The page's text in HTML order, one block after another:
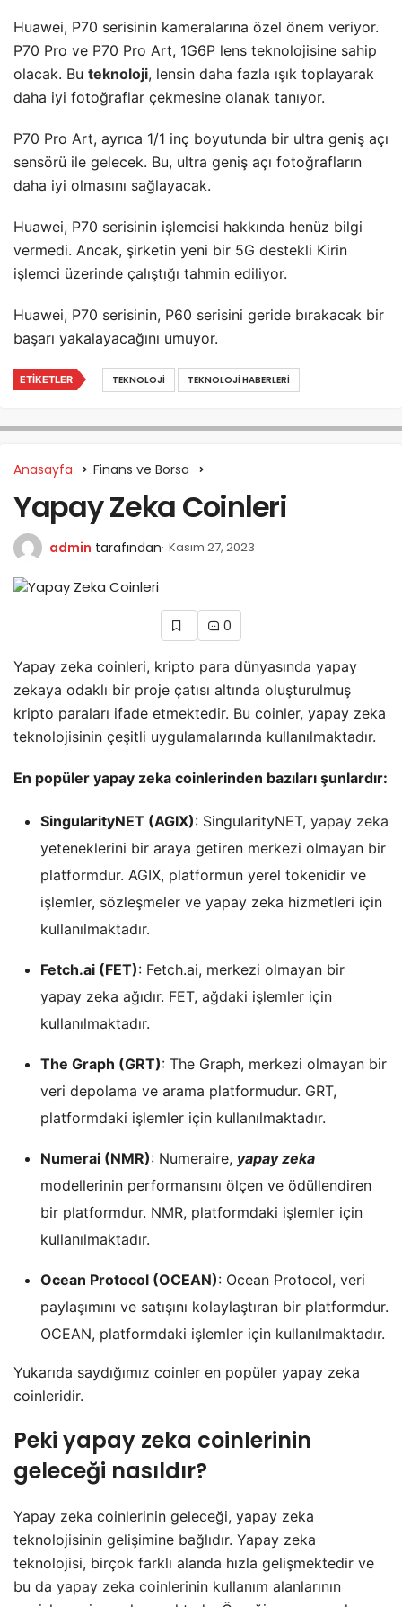
Huawei, P70 serisinin kameralarına özel önem veriyor.
P70 Pro ve P70 Pro Art, 1G6P lens teknolojisine sahip
olacak. Bu teknoloji, lensin daha fazla ışık toplayarak
daha iyi fotoğraflar çekmesine olanak tanıyor.
P70 Pro Art, ayrıca 1/1 inç boyutunda bir ultra geniş açı
sensörü ile gelecek. Bu, ultra geniş açı fotoğrafların
daha iyi olmasını sağlayacak.
Huawei, P70 serisinin işlemcisi hakkında henüz bilgi
vermedi. Ancak, şirketin yeni bir 5G destekli Kirin
işlemci üzerinde çalıştığı tahmin ediliyor.
Huawei, P70 serisinin, P60 serisini geride bırakacak bir
başarı yakalayacağını umuyor.
ETIKETLER TEKNOLOJI TEKNOLOJI HABERLERI
Anasayfa Finans ve Borsa
Yapay Zeka Coinleri
admin tarafından Kasım 27, 2023
0
Yapay zeka coinleri, kripto para dünyasında yapay
zekaya odaklı bir proje çatısı altında oluşturulmuş
kripto paraları ifade etmektedir. Bu coinler, yapay zeka
teknolojisinin çeşitli uygulamalarında kullanılmaktadır.
En popüler yapay zeka coinlerinden bazıları şunlardır:
SingularityNET (AGIX): SingularityNET, yapay zeka
yeteneklerini bir araya getiren merkezi olmayan bir
platformdur. AGIX, platformun yerel tokenidir ve
işlemler, sözleşmeler ve yapay zeka hizmetleri için
kullanılmaktadır.
Fetch.ai (FET): Fetch.ai, merkezi olmayan bir
yapay zeka ağıdır. FET, ağdaki işlemler için
kullanılmaktadır.
The Graph (GRT): The Graph, merkezi olmayan bir
veri depolama ve arama platformudur. GRT,
platformdaki işlemler için kullanılmaktadır.
Numerai (NMR): Numeraire, yapay zeka
modellerinin performansını ölçen ve ödüllendiren
bir platformdur. NMR, platformdaki işlemler için
kullanılmaktadır.
Ocean Protocol (OCEAN): Ocean Protocol, veri
paylaşımını ve satışını kolaylaştıran bir platformdur.
OCEAN, platformdaki işlemler için kullanılmaktadır.
Yukarıda saydığımız coinler en popüler yapay zeka
coinleridir.
Peki yapay zeka coinlerinin
geleceği nasıldır?
Yapay zeka coinlerinin geleceği, yapay zeka
teknolojisinin gelişimine bağlıdır. Yapay zeka
teknolojisi, birçok farklı alanda hızla gelişmektedir ve
bu da yapay zeka coinlerinin kullanım alanlarının